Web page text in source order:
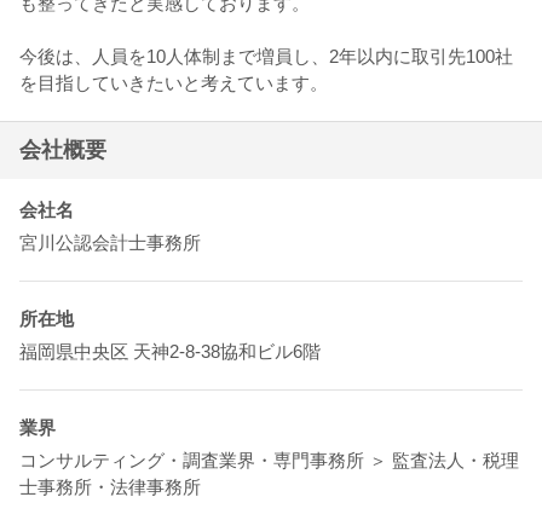
今後は、人員を10人体制まで増員し、2年以内に取引先100社
を目指していきたいと考えています。
会社概要
会社名
宮川公認会計士事務所
所在地
福岡県中央区 天神2-8-38協和ビル6階
業界
コンサルティング・調査業界・専門事務所 ＞ 監査法人・税理
士事務所・法律事務所